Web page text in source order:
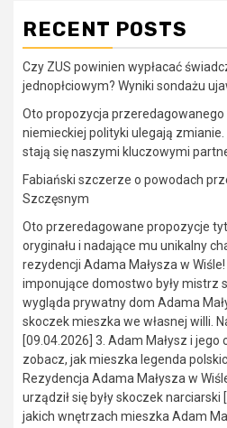
RECENT POSTS
Czy ZUS powinien wypłacać
jednopłciowym? Wyniki sondażu
Oto propozycja przeredagowanego
niemieckiej polityki ulegają zmianie.
stają się naszymi kluczowymi
Fabiański szczerze o powodach
Szczęsnym
Oto przeredagowane propozycje
oryginału i nadające mu unikalny
rezydencji Adama Małysza w
imponujące domostwo były mistrz
wygląda prywatny dom Adama
skoczek mieszka we własnej willi.
[09.04.2026] 3. Adam Małysz i jego
zobacz, jak mieszka legenda
Rezydencja Adama Małysza w
urządził się były skoczek
jakich wnętrzach mieszka Adam